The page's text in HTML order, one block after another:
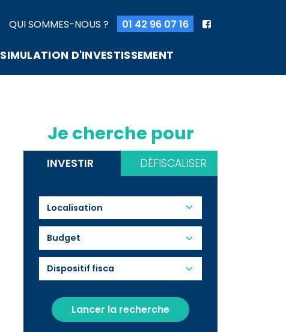
QUI SOMMES-NOUS ? 01 42 96 07 16
SIMULATION D'INVESTISSEMENT
Je cherche pour
INVESTIR DÉFISCALISER
Budget
Lancer la recherche